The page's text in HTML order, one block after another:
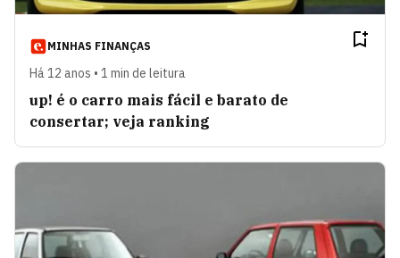
MINHAS FINANÇAS
Há 12 anos • 1 min de leitura
up! é o carro mais fácil e barato de
consertar; veja ranking